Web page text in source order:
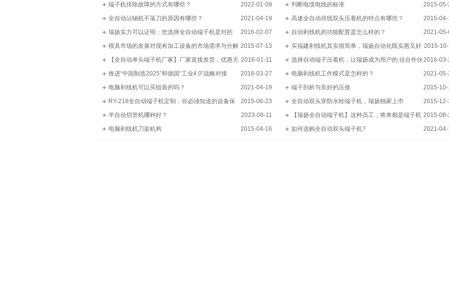
2022-01-09
端子机排除故障的方式有哪些？ 2015-05-
判断电缆电线的标准
2021-04-19
全自动沾锡机不落刀的原因有哪些？ 2015-04-
高速全自动排线双头压着机的特点有哪些？
2016-02-07
瑞扬实力可以证明：您选择全自动端子机是对的 2021-05-
自动剥线机的功能配置是怎么样的？
2015-07-13
模具市场的发展对现有加工设备的市场需求与分解 2015-10-
买福建剥线机其实很简单，瑞扬自动化既实惠又好
用
2016-01-11
【全自动单头端子机厂家】厂家直接发货，优惠天
津XX电子
2016-03-
选择自动端子压着机，让瑞扬成为用户的.佳合作伙
伴
2016-03-27
推进“中国制造2025”和德国“工业4.0”战略对接 2021-
电脑剥线机工作模式是怎样的？
2021-04-19
电脑剥线机可以买组装的吗？ 2015-10-
端子剖析与良好的压接
2015-06-23
RY-218全自动端子机定制，你必须知道的设备保
修卡
2015-
全自动双头穿防水栓端子机，瑞扬独家上市
2023-08-11
半自动切管机哪种好？ 2015-08-
【瑞扬全自动端子机】这种员工，将来都是端子机
行业的高管！
2015-04-16
电脑剥线机刀架机构 2021-04-
如何选购全自动双头端子机?